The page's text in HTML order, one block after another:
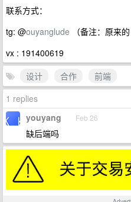
联系方式：
tg: @ouyanglude （备注：原来
vx : 191400619
设计
合作
前端
1 replies
youyang Feb 26
缺后端吗